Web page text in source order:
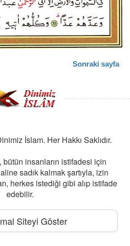
Sonraki sayfa
İslam. Her Hakkı Saklıdır.
insanların istifadesi için
sadık kalmak şartıyla, izin
herkes istediği gibi alıp istifade
edebilir.
Siteyi Göster